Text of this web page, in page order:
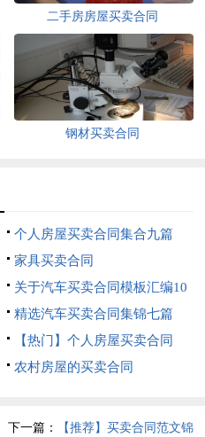
二手房房屋买卖合同
钢材买卖合同
个人房屋买卖合同集合九篇
家具买卖合同
关于汽车买卖合同模板汇编10
篇精选汽车买卖合同集锦七篇
【热门】个人房屋买卖合同
农村房屋的买卖合同
下一篇： 【推荐】买卖合同范文锦